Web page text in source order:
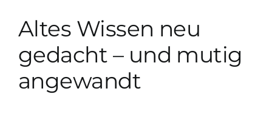
Altes Wissen neu
gedacht – und mutig
angewandt